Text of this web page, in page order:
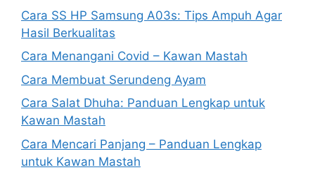
Cara SS HP Samsung A03s: Tips Ampuh Agar
Hasil Berkualitas
Cara Menangani Covid – Kawan Mastah
Cara Membuat Serundeng Ayam
Cara Salat Dhuha: Panduan Lengkap untuk
Kawan Mastah
Cara Mencari Panjang – Panduan Lengkap
untuk Kawan Mastah